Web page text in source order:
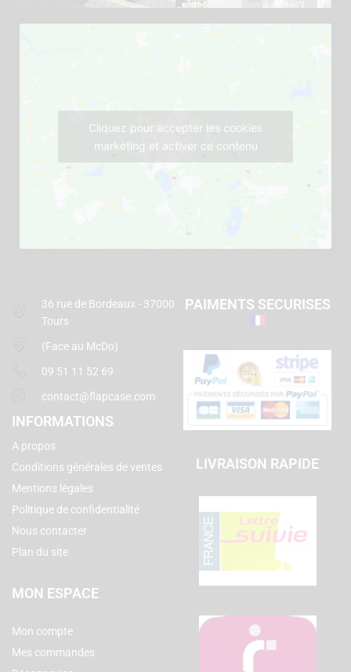
Cliquez pour accepter les cookies
marketing et activer ce contenu
36 rue de Bordeaux - 37000
Tours
(Face au McDo)
09 51 11 52 69
contact@flapcase.com
INFORMATIONS
A propos
Conditions générales de ventes
Mentions légales
Politique de confidentialité
Nous contacter
Plan du site
MON ESPACE
Mon compte
Mes commandes
PAIMENTS SECURISES
LIVRAISON RAPIDE